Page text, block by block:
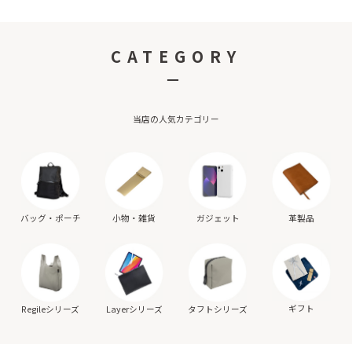
CATEGORY
－
当店の人気カテゴリー
バッグ・ポーチ 小物・雑貨 ガジェット 革製品
Regileシリーズ Layerシリーズ タフトシリーズ ギフト